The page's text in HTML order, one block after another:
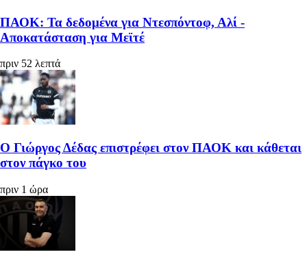
ΠΑΟΚ: Τα δεδομένα για Ντεσπόντοφ, Αλί -
Αποκατάσταση για Μεϊτέ
πριν 52 λεπτά
Ο Γιώργος Δέδας επιστρέφει στον ΠΑΟΚ και κάθεται
στον πάγκο του
πριν 1 ώρα